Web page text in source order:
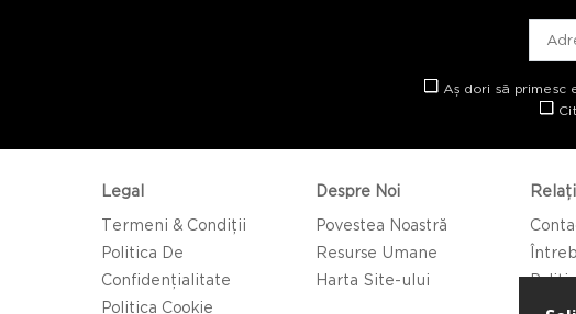
Aș dori să primesc
Legal
Termeni & Condiții
Politica De
Confidențialitate
Politica Cookie
Despre Noi
Povestea Noastră
Resurse Umane
Harta Site-ului